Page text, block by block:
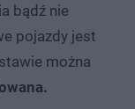
bądź nie
pojazdy jest
można